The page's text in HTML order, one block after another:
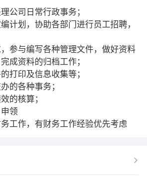
公司日常行政事务；
计划，协助各部门进行员工招聘，
参与编写各种管理文件，做好资料
成资料的归档工作；
打印及信息收集等；
的各种事务；
的核算；
领
工作，有财务工作经验优先考虑